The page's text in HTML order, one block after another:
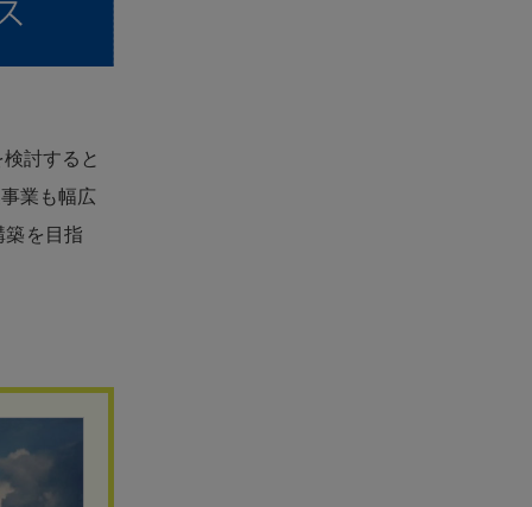
討すると
業も幅広
築を目指